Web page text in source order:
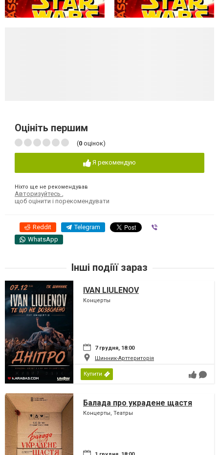
Оцініть першим
(0 оцінок)
Я рекомендую
Ніхто ще не рекомендував
Авторизуйтесь
щоб оцінити і порекомендувати
Reddit Telegram
WhatsApp
Інші подіїї зараз
IVAN LIULENOV
Концерты
7 грудня, 18:00
Шинник-Арттериторія
Купити
Балада про украдене щастя
Концерты, Театры